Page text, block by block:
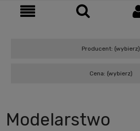
Producent: (wybierz)
Cena: (wybierz)
Modelarstwo